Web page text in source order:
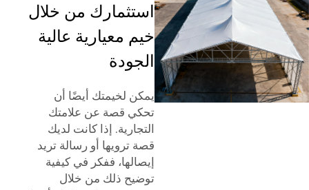
استثمارك من خلال
خيم معيارية عالية
الجودة
يمكن لخيمتك أيضًا أن
تحكي قصة عن علامتك
التجارية. إذا كانت لديك
قصة ترويها أو رسالة تريد
إيصالها، ففكر في كيفية
توضيح ذلك من خلال